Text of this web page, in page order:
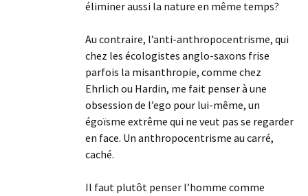
éliminer aussi la nature en même temps?
Au contraire, l’anti-anthropocentrisme, qui
chez les écologistes anglo-saxons frise
parfois la misanthropie, comme chez
Ehrlich ou Hardin, me fait penser à une
obsession de l’ego pour lui-même, un
égoïsme extrême qui ne veut pas se regarder
en face. Un anthropocentrisme au carré,
caché.
Il faut plutôt penser l’homme comme